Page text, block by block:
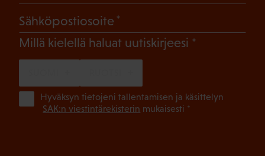
Sähköpostiosoite
Millä kielellä haluat uutiskirjeesi (Pakollinen)
Hyväksyn tietojeni tallentamisen ja käsittelyn
SAK:n viestintärekisterin mukaisesti *